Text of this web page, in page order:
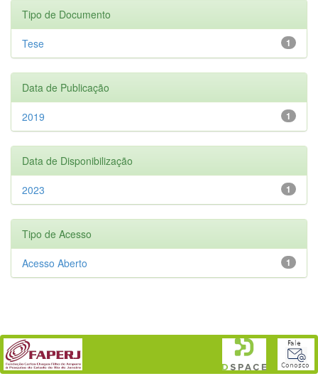
Tipo de Documento
1
Tese
Data de Publicação
1
2019
Data de Disponibilização
1
2023
Tipo de Acesso
1
Acesso Aberto